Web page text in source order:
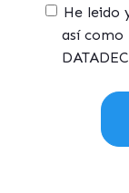
He leido
así como